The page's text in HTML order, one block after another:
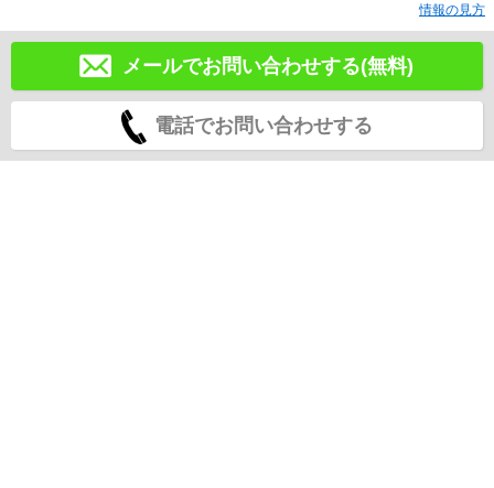
情報の見方
メールでお問い合わせする(無料)
電話でお問い合わせする